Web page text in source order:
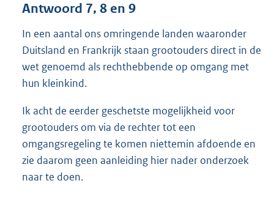
Antwoord 7, 8 en 9
In een aantal ons omringende landen waaronder
Duitsland en Frankrijk staan grootouders direct in de
wet genoemd als rechthebbende op omgang met
hun kleinkind.
Ik acht de eerder geschetste mogelijkheid voor
grootouders om via de rechter tot een
omgangsregeling te komen niettemin afdoende en
zie daarom geen aanleiding hier nader onderzoek
naar te doen.